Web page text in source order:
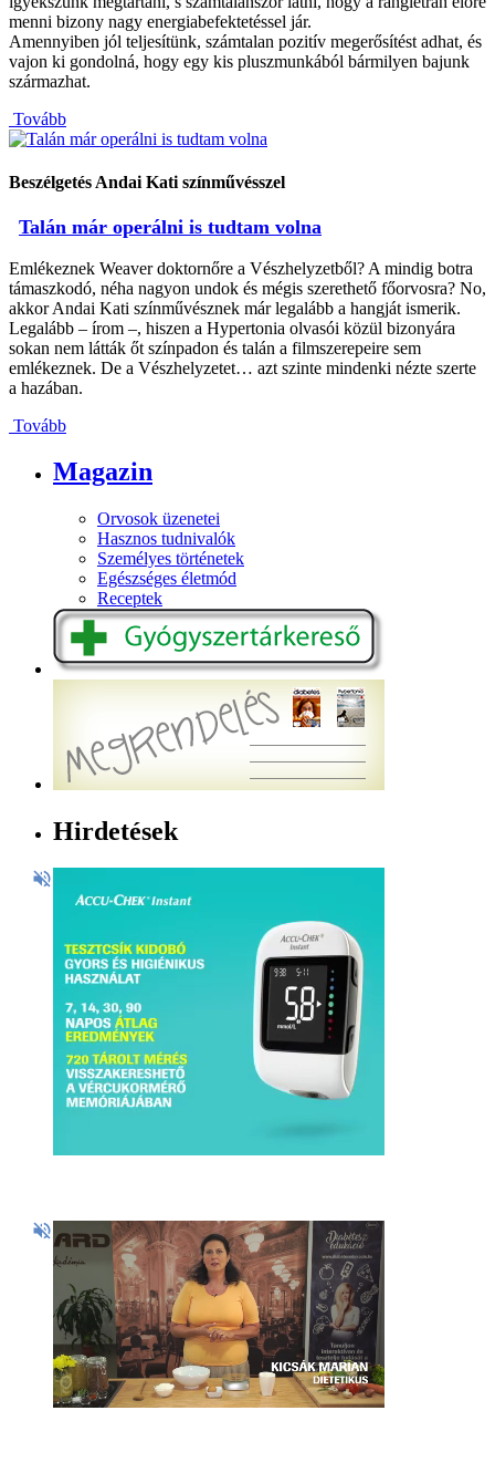
menni bizony nagy energiabefektetéssel jár.
Amennyiben jól teljesítünk, számtalan pozitív megerősítést adhat, és
vajon ki gondolná, hogy egy kis pluszmunkából bármilyen bajunk
származhat.
Tovább
Beszélgetés Andai Kati színművésszel
Talán már operálni is tudtam volna
Emlékeznek Weaver doktornőre a Vészhelyzetből? A mindig botra
támaszkodó, néha nagyon undok és mégis szerethető főorvosra? No,
akkor Andai Kati színművésznek már legalább a hangját ismerik.
Legalább – írom –, hiszen a Hypertonia olvasói közül bizonyára
sokan nem látták őt színpadon és talán a filmszerepeire sem
emlékeznek. De a Vészhelyzetet… azt szinte mindenki nézte szerte
a hazában.
Tovább
Magazin
Orvosok üzenetei
Hasznos tudnivalók
Személyes történetek
Egészséges életmód
Receptek
Hirdetések